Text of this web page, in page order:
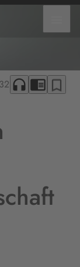
headphones chrome_reader_mode bookmark_border